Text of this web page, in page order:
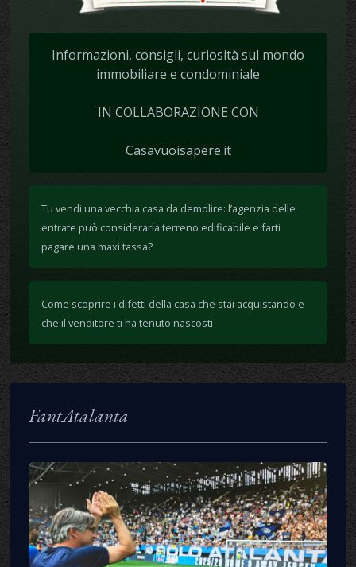
Informazioni, consigli, curiosità sul mondo
immobiliare e condominiale
IN COLLABORAZIONE CON
Casavuoisapere.it
Tu vendi una vecchia casa da demolire: l’agenzia delle
entrate può considerarla terreno edificabile e farti
pagare una maxi tassa?
Come scoprire i difetti della casa che stai acquistando e
che il venditore ti ha tenuto nascosti
FantAtalanta